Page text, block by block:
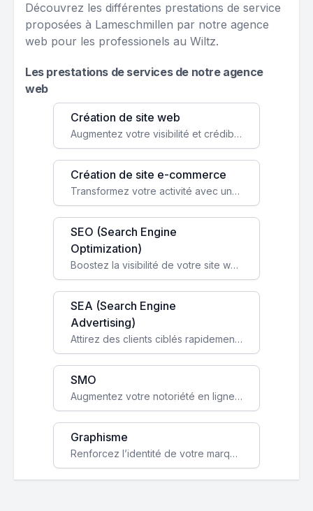
Découvrez les différentes prestations de service
proposées à Lameschmillen par notre agence
web pour les professionels au Wiltz.
Les prestations de services de notre agence
web
Création de site web
Augmentez votre visibilité et crédibilité en ligne avec un site web performant, conçu pour attirer plus de clients.
Création de site e-commerce
Transformez votre activité avec une boutique en ligne, accessible à l'échelle mondiale 24/7.
SEO (Search Engine
Optimization)
Boostez la visibilité de votre site web sur Google et attirez du trafic qualifié grâce à nos stratégies SEO.
SEA (Search Engine
Advertising)
Attirez des clients ciblés rapidement avec des campagnes publicitaires payantes optimisées pour vos objectifs.
SMO
Augmentez votre notoriété en ligne et stimulez la croissance de votre entreprise grâce à une stratégie sociale sur mesure.
Graphisme
Renforcez l’identité de votre marque avec un design unique qui capte l’attention et engage vos clients.